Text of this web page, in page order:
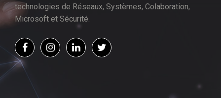
technologies de Réseaux, Systèmes, Colaboration,
Microsoft et Sécurité.